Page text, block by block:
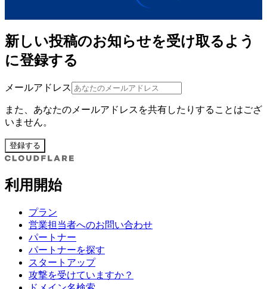
新しい投稿のお知らせを受け取るよう
に登録する
メールアドレス
また、あなたのメールアドレスを共有したりすることはござ
いません。
登録する
利用開始
プラン
営業担当者へのお問い合わせ
パートナー
パートナーを探す
スタートアップ
攻撃を受けていますか？